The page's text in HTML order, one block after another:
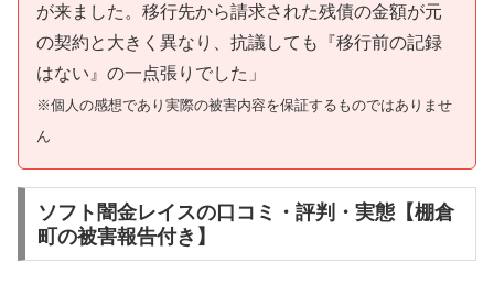
が来ました。移行先から請求された残債の金額が元
の契約と大きく異なり、抗議しても『移行前の記録
はない』の一点張りでした」
※個人の感想であり実際の被害内容を保証するものではありませ
ん
ソフト闇金レイスの口コミ・評判・実態【棚倉
町の被害報告付き】